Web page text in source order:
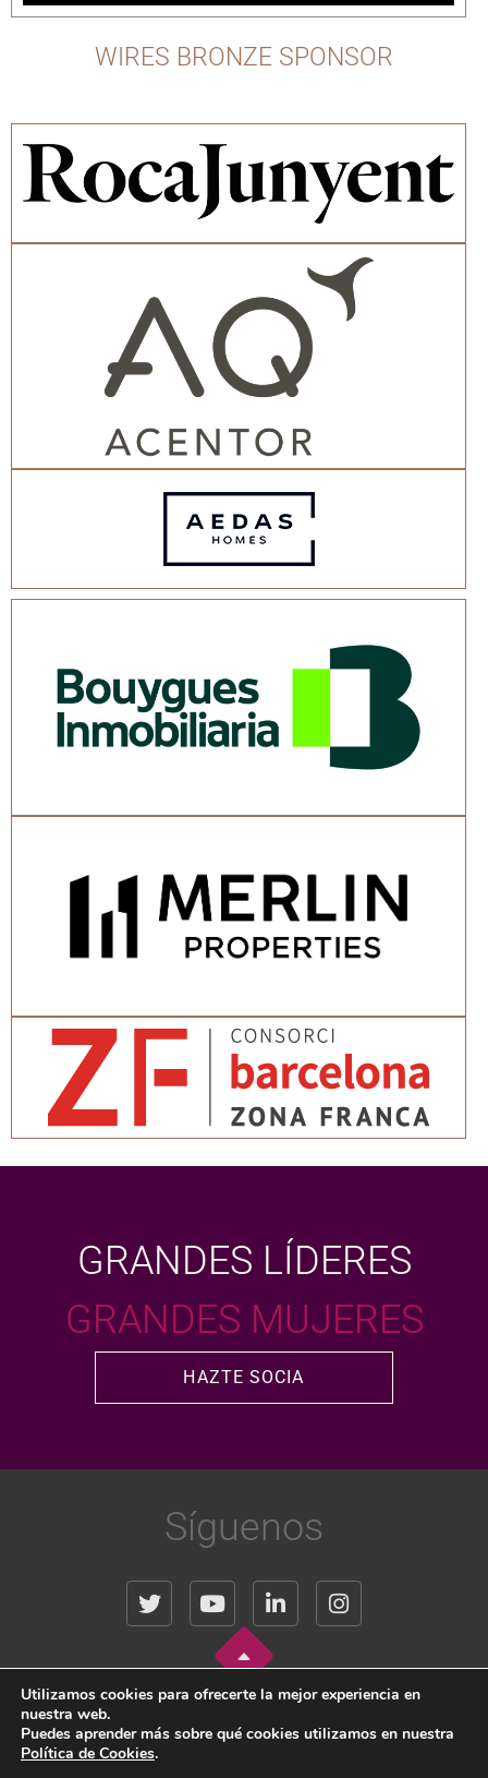
WIRES BRONZE SPONSOR
GRANDES LÍDERES
GRANDES MUJERES
HAZTE SOCIA
Síguenos
Copyright © 2024 WOMEN IN REAL ESTATE, All Rights Reserved.
Aviso Legal|
Utilizamos cookies para ofrecerte la mejor experiencia en
nuestra web.
Puedes aprender más sobre qué cookies utilizamos en nuestra
Política de Cookies.